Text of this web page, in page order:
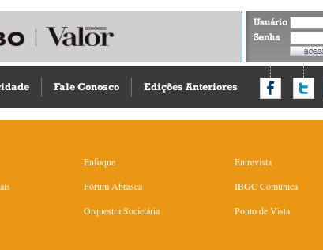
Usuário
Senha
Fale Conosco Edições Anteriores
Enfoque
Entrevista
Fórum Abrasca
IBGC Comunica
Orquestra Societária
Ponto de Vista